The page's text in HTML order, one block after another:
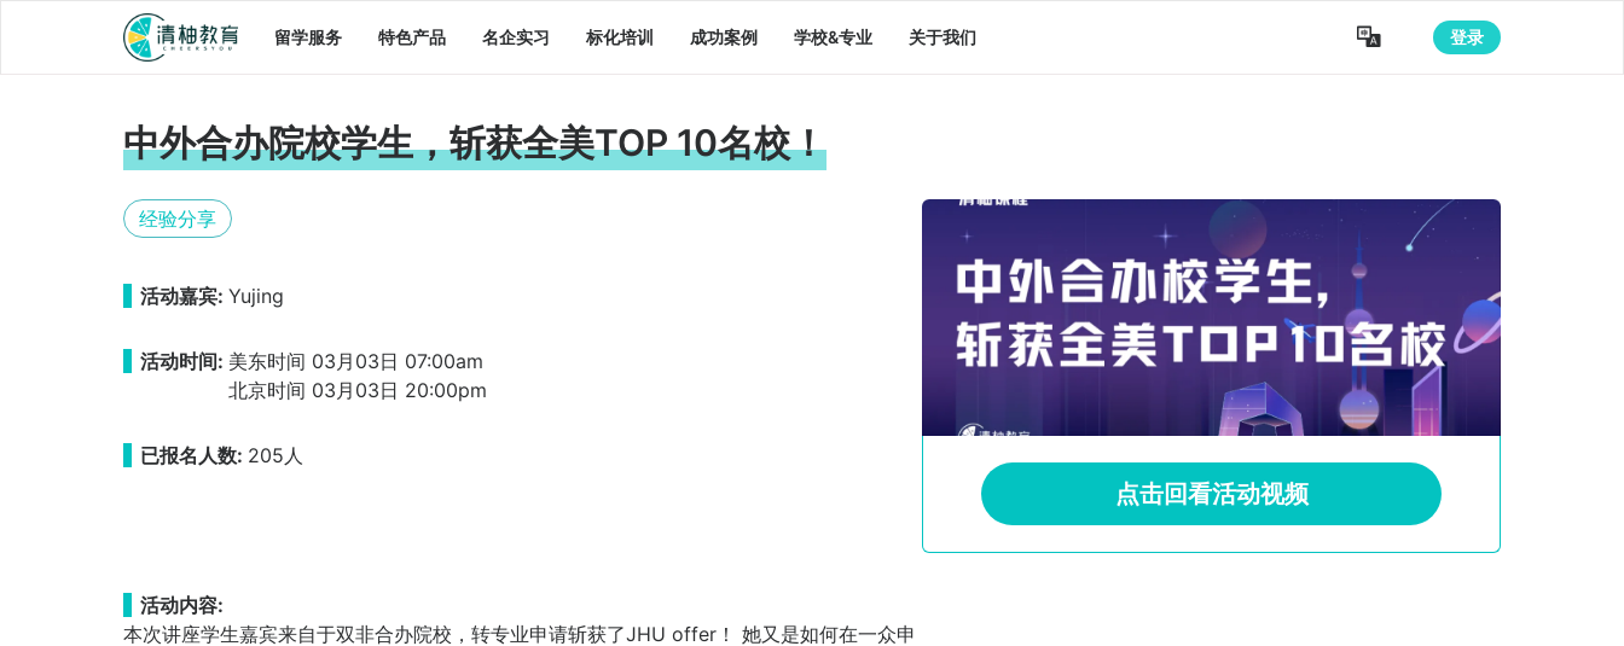
留学服务 特色产品 名企实习 标化培训 成功案例 学校&专业 关于我们 登录

中外合办院校学生，斩获全美TOP 10名校！
点击回看活动视频
经验分享
活动嘉宾: Yujing
活动时间: 美东时间 03月03日 07:00am
北京时间 03月03日 20:00pm
已报名人数: 205人
活动内容:
本次讲座学生嘉宾来自于双非合办院校，转专业申请斩获了JHU offer！ 她又是如何在一众申